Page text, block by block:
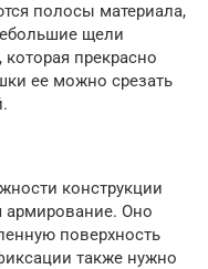
полосы материала,
щели
прекрасно
ее можно срезать
конструкции
армирование. Оно
поверхность
также нужно